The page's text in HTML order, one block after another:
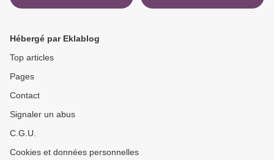
BELLEZA DEL MARIDO
FEMOROACETABULAR
Hébergé par Eklablog
Top articles
Pages
Contact
Signaler un abus
C.G.U.
Cookies et données personnelles